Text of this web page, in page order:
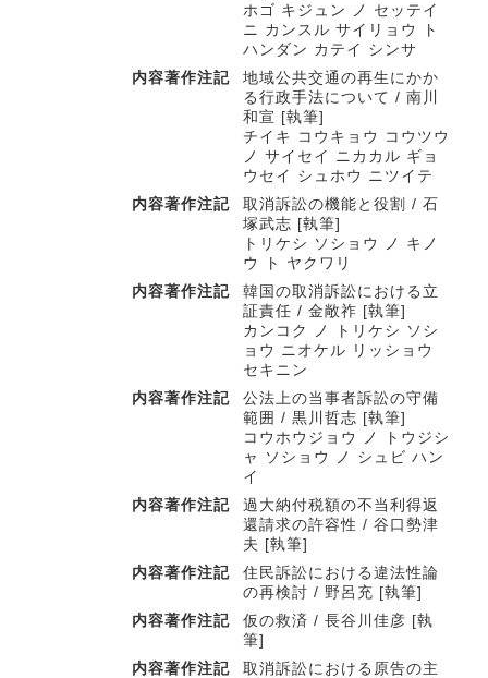
ホゴ キジュン ノ セッテイ
ニ カンスル サイリョウ ト
ハンダン カテイ シンサ
内容著作注記
地域公共交通の再生にかか
る行政手法について / 南川
和宣 [執筆]
チイキ コウキョウ コウツウ
ノ サイセイ ニカカル ギョ
ウセイ シュホウ ニツイテ
内容著作注記
取消訴訟の機能と役割 / 石
塚武志 [執筆]
トリケシ ソショウ ノ キノ
ウ ト ヤクワリ
内容著作注記
韓国の取消訴訟における立
証責任 / 金敞祚 [執筆]
カンコク ノ トリケシ ソシ
ョウ ニオケル リッショウ
セキニン
内容著作注記
公法上の当事者訴訟の守備
範囲 / 黒川哲志 [執筆]
コウホウジョウ ノ トウジシ
ャ ソショウ ノ シュビ ハン
イ
内容著作注記
過大納付税額の不当利得返
還請求の許容性 / 谷口勢津
夫 [執筆]
内容著作注記
住民訴訟における違法性論
の再検討 / 野呂充 [執筆]
内容著作注記
仮の救済 / 長谷川佳彦 [執
筆]
内容著作注記
取消訴訟における原告の主